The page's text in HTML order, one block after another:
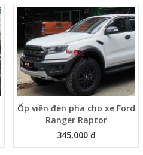
Ốp viền đèn pha cho xe Ford
Ranger Raptor
345,000 đ